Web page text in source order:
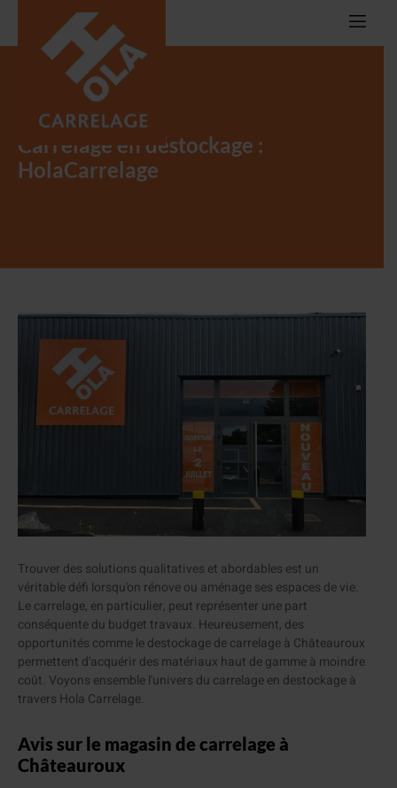
Carrelage en déstockage :
HolaCarrelage
Trouver des solutions qualitatives et abordables est un
véritable défi lorsqu'on rénove ou aménage ses espaces de vie.
Le carrelage, en particulier, peut représenter une part
conséquente du budget travaux. Heureusement, des
opportunités comme le destockage de carrelage à Châteauroux
permettent d'acquérir des matériaux haut de gamme à moindre
coût. Voyons ensemble l'univers du carrelage en destockage à
travers Hola Carrelage.
Avis sur le magasin de carrelage à
Châteauroux